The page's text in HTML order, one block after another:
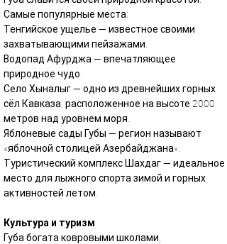
Самые популярные места:
Тенгийское ущелье — известное своими
захватывающими пейзажами.
Водопад Афурджа — впечатляющее
природное чудо.
Село Хыналыг — одно из древнейших горных
сёл Кавказа, расположенное на высоте 2000
метров над уровнем моря.
Яблоневые сады Губы — регион называют
«яблочной столицей Азербайджана».
Туристический комплекс Шахдаг — идеальное
место для лыжного спорта зимой и горных
активностей летом.
Культура и туризм
Губа богата ковровыми школами,